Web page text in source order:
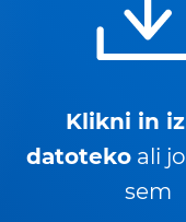
Klikni in
datoteko ali
sem